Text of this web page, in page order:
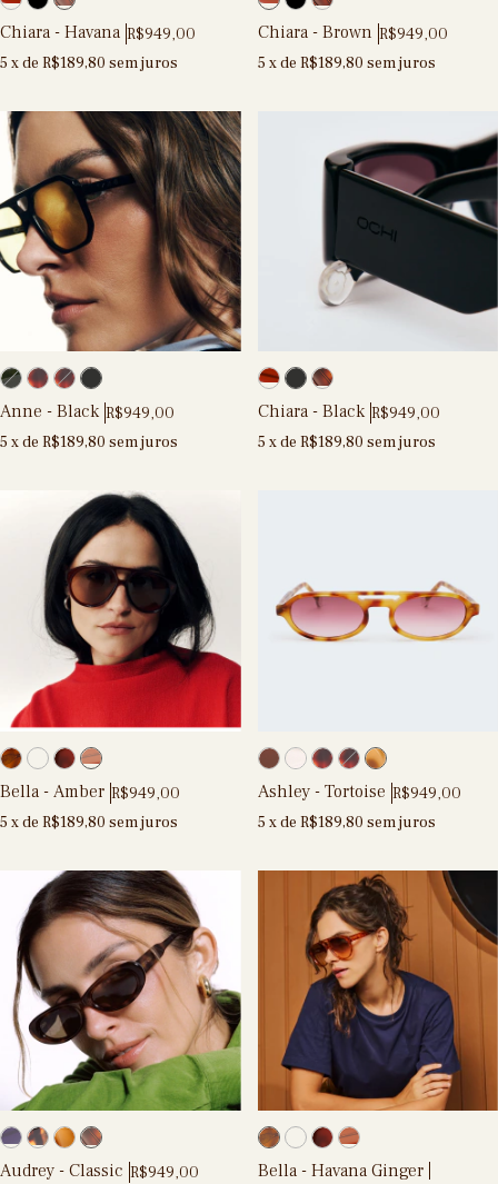
Chiara - Havana R$949,00
5 x de R$189,80 sem juros
Chiara - Brown R$949,00
5 x de R$189,80 sem juros
Anne - Black R$949,00
5 x de R$189,80 sem juros
Chiara - Black R$949,00
5 x de R$189,80 sem juros
Bella - Amber R$949,00
5 x de R$189,80 sem juros
Ashley - Tortoise R$949,00
5 x de R$189,80 sem juros
Audrey - Classic R$949,00 Bella - Havana Ginger